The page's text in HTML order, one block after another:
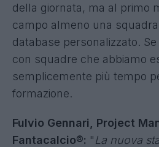
della giornata, ma al primo
campo almeno una
database personalizzato.
con squadre che abbiamo
semplicemente più tempo
formazione.
Fulvio Gennari, Project
Fantacalcio®: "La nuova